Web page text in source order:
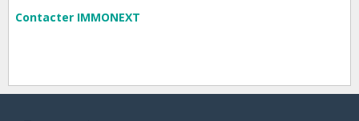
Contacter IMMONEXT